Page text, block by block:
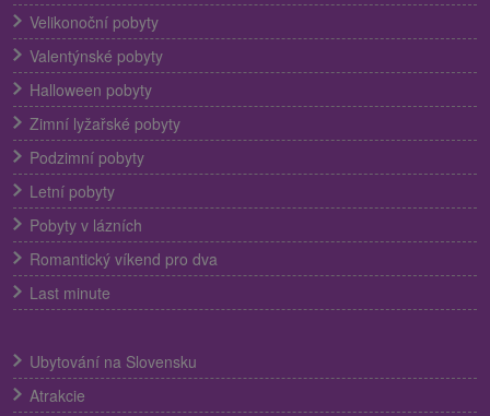
Velikonoční pobyty
Valentýnské pobyty
Halloween pobyty
Zimní lyžařské pobyty
Podzimní pobyty
Letní pobyty
Pobyty v lázních
Romantický víkend pro dva
Last minute
Ubytování na Slovensku
Atrakcie